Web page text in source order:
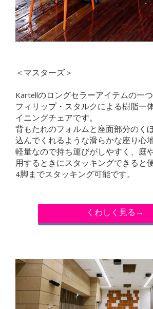
＜マスターズ＞
Kartellのロングセラーアイテムの一つ
フィリップ・スタルクによる樹脂一
イニングチェアです。
背もたれのフォルムと座面部分のく
込んでくれるような滑らかな座り心
軽量なので持ち運びがしやすく、庭
用するときにスタッキングできると
4脚までスタッキング可能です。
くわしく見る→